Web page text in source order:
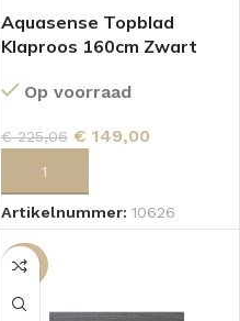
Aquasense Topblad
Klaproos 160cm Zwart
Op voorraad
€225,06 € 149,00
Artikelnummer: 10626
-36%